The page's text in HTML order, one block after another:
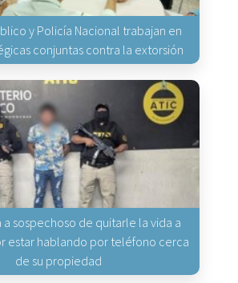
y Policía Nacional trabajan en
conjuntas contra la extorsión
a sospechoso de quitarle la vida a
estar hablando por teléfono cerca
de su propiedad